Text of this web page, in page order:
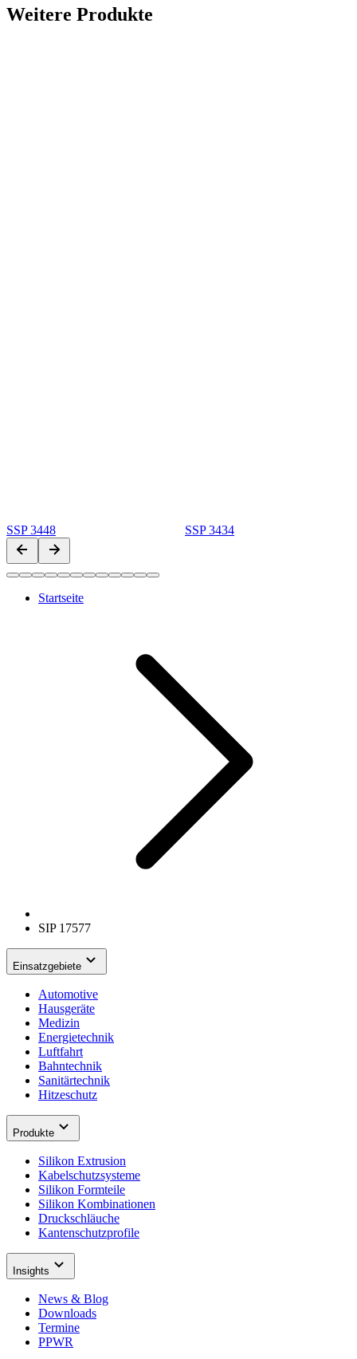
Weitere Produkte
SSP 3448 SSP 3434
Startseite
SIP 17577
Einsatzgebiete
Automotive
Hausgeräte
Medizin
Energietechnik
Luftfahrt
Bahntechnik
Sanitärtechnik
Hitzeschutz
Produkte
Silikon Extrusion
Kabelschutzsysteme
Silikon Formteile
Silikon Kombinationen
Druckschläuche
Kantenschutzprofile
Insights
News & Blog
Downloads
Termine
PPWR